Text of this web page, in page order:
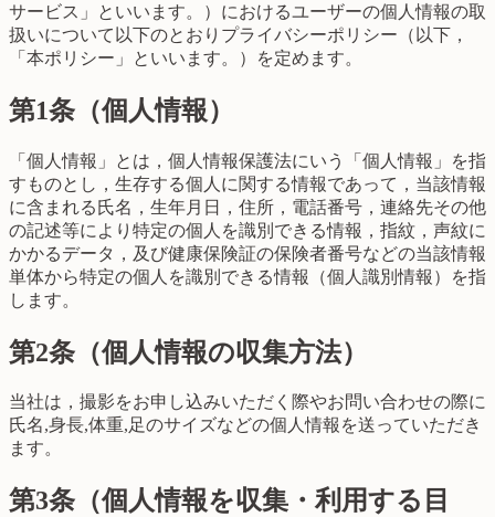
サービス」といいます。）におけるユーザーの個人情報の取
扱いについて以下のとおりプライバシーポリシー（以下，
「本ポリシー」といいます。）を定めます。
第1条（個人情報）
「個人情報」とは，個人情報保護法にいう「個人情報」を指
すものとし，生存する個人に関する情報であって，当該情報
に含まれる氏名，生年月日，住所，電話番号，連絡先その他
の記述等により特定の個人を識別できる情報，指紋，声紋に
かかるデータ，及び健康保険証の保険者番号などの当該情報
単体から特定の個人を識別できる情報（個人識別情報）を指
します。
第2条（個人情報の収集方法）
当社は，撮影をお申し込みいただく際やお問い合わせの際に
氏名,身長,体重,足のサイズなどの個人情報を送っていただき
ます。
第3条（個人情報を収集・利用する目